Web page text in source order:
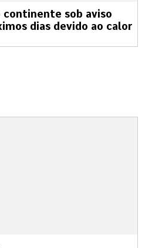
sob aviso
dias devido ao calor